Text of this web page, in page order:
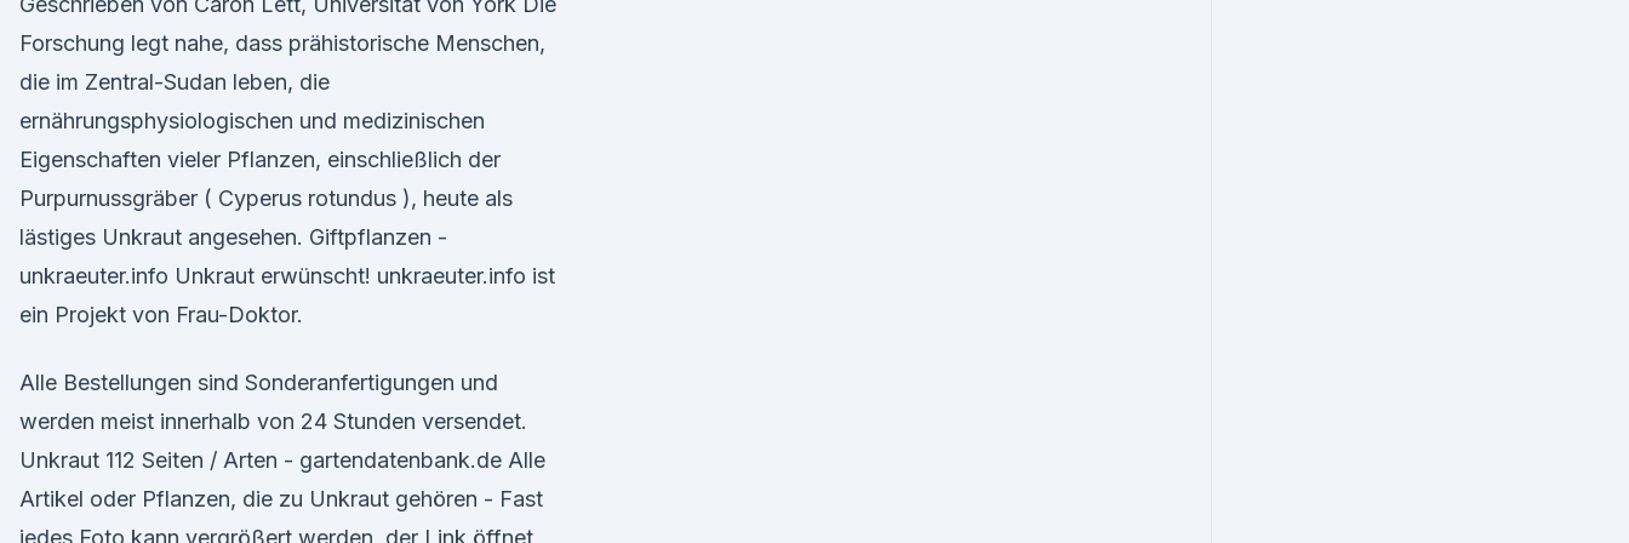
Forschung legt nahe, dass prähistorische Menschen,
die im Zentral-Sudan leben, die
ernährungsphysiologischen und medizinischen
Eigenschaften vieler Pflanzen, einschließlich der
Purpurnussgräber ( Cyperus rotundus ), heute als
lästiges Unkraut angesehen. Giftpflanzen -
unkraeuter.info Unkraut erwünscht! unkraeuter.info ist
ein Projekt von Frau-Doktor.
Alle Bestellungen sind Sonderanfertigungen und
werden meist innerhalb von 24 Stunden versendet.
Unkraut 112 Seiten / Arten - gartendatenbank.de Alle
Artikel oder Pflanzen, die zu Unkraut gehören - Fast
jedes Foto kann vergrößert werden, der Link öffnet